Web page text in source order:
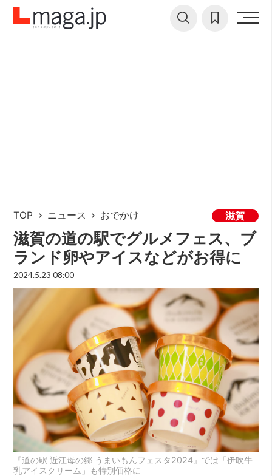
TOP ニュース おでかけ 滋賀
滋賀の道の駅でグルメフェス、ブ
ランド卵やアイスなどがお得に
2024.5.23 08:00
『道の駅 近江母の郷 うまいもんフェスタ2024』では「伊吹牛
乳アイスクリーム」も特別価格に